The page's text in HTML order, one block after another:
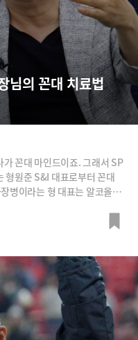
님의 꼰대 치료법
꼰대 마인드이죠. 그래서 SP
형원준 S&I 대표로부터 꼰대
병이라는 형 대표는 알코올중